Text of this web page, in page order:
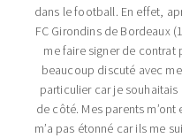
dans le football. En effet,
FC Girondins de Bordeaux
me faire signer de contrat
beaucoup discuté avec
particulier car je
de côté. Mes parents
m’a pas étonné car ils me